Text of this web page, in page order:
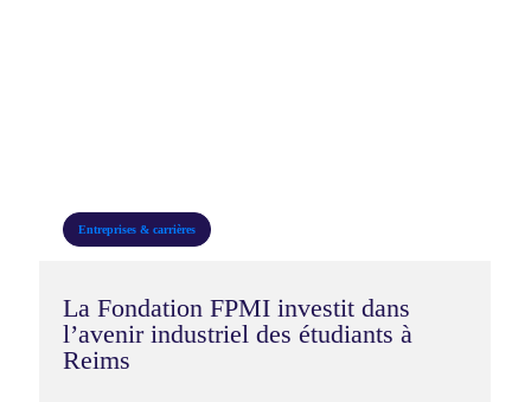
Entreprises & carrières
La Fondation FPMI investit dans
l’avenir industriel des étudiants à
Reims